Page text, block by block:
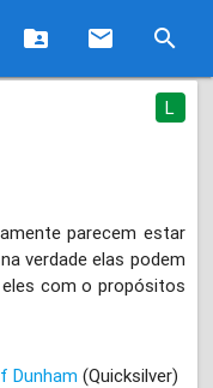
folder_shared email search
L
parecem estar
verdade elas podem
eles com o propósitos
Dunham (Quicksilver)